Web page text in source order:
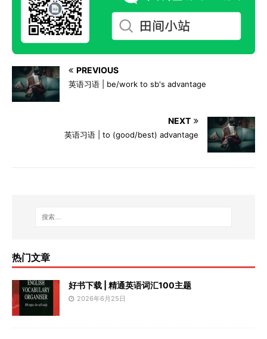
PREVIOUS
英语习语 | be/work to sb's advantage
NEXT
英语习语 | to (good/best) advantage
热门文章
好书下载 | 精通英语词汇100主题
2026年6月25日